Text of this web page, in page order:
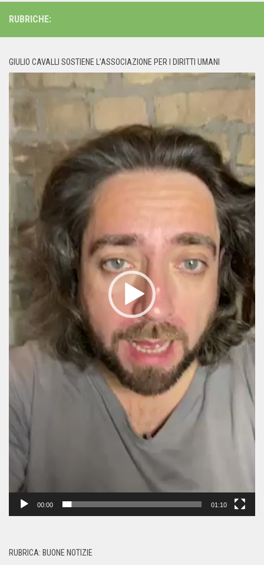
RUBRICHE:
GIULIO CAVALLI SOSTIENE L’ASSOCIAZIONE PER I DIRITTI UMANI
Player
00:00 01:10
RUBRICA: BUONE NOTIZIE